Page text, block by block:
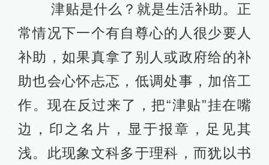
津贴是什么？就是生活补助。正
常情况下一个有自尊心的人很少要人
补助，如果真拿了别人或政府给的补
助也会心怀忐忑，低调处事，加倍工
作。现在反过来了，把“津贴”挂在嘴
边，印之名片，显于报章，足见其
浅。此现象文科多于理科，而犹以书